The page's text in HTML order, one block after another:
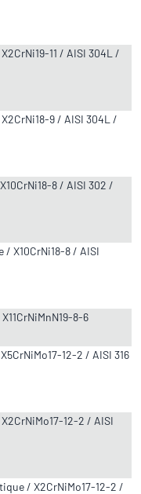
11 / AISI 304L /
9 / AISI 304L /
8 / AISI 302 /
X10CrNi18-8 / AISI
8-6
12-2 / AISI 316
12-2 / AISI
/ X2CrNiMo17-12-2 /